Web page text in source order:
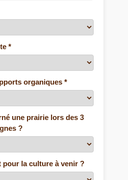
*
organiques *
une prairie lors des 3
?
pour la culture à venir ?